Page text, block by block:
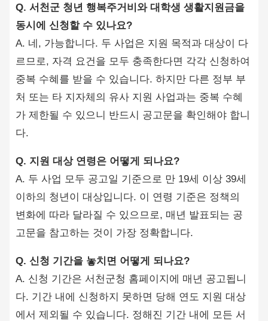
Q. 서천군 청년 행복주거비와 대학생 생활지원금을
동시에 신청할 수 있나요?
A. 네, 가능합니다. 두 사업은 지원 목적과 대상이 다
르므로, 자격 요건을 모두 충족한다면 각각 신청하여
중복 수혜를 받을 수 있습니다. 하지만 다른 정부 부
처 또는 타 지자체의 유사 지원 사업과는 중복 수혜
가 제한될 수 있으니 반드시 공고문을 확인해야 합니
다.
Q. 지원 대상 연령은 어떻게 되나요?
A. 두 사업 모두 공고일 기준으로 만 19세 이상 39세
이하의 청년이 대상입니다. 이 연령 기준은 정책의
변화에 따라 달라질 수 있으므로, 매년 발표되는 공
고문을 참고하는 것이 가장 정확합니다.
Q. 신청 기간을 놓치면 어떻게 되나요?
A. 신청 기간은 서천군청 홈페이지에 매년 공고됩니
다. 기간 내에 신청하지 못하면 당해 연도 지원 대상
에서 제외될 수 있습니다. 정해진 기간 내에 모든 서